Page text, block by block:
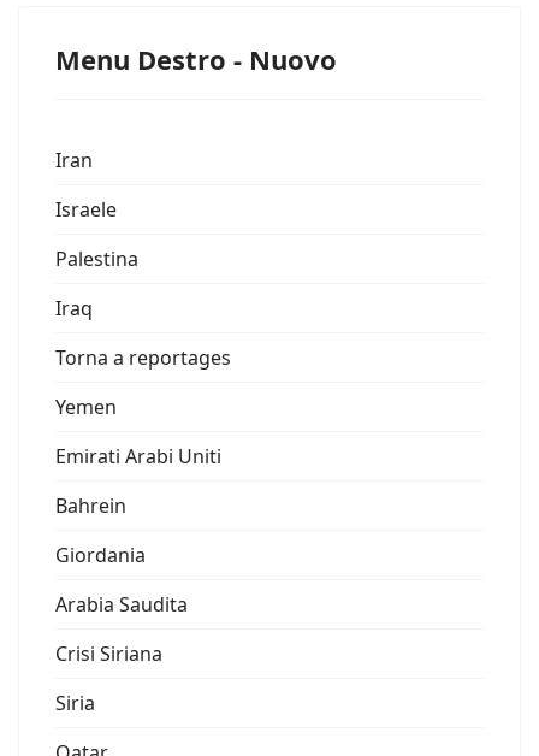
Menu Destro - Nuovo
Iran
Israele
Palestina
Iraq
Torna a reportages
Yemen
Emirati Arabi Uniti
Bahrein
Giordania
Arabia Saudita
Crisi Siriana
Siria